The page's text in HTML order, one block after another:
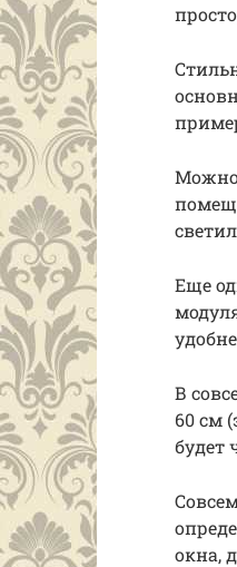
Можно
Еще
В
60 см
будет
окна,